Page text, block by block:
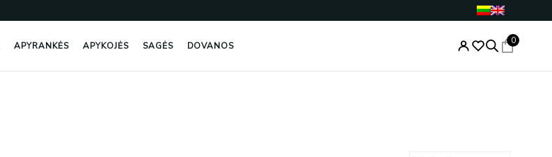
APYRANKĖS APYKOJĖS SAGĖS DOVANOS 0